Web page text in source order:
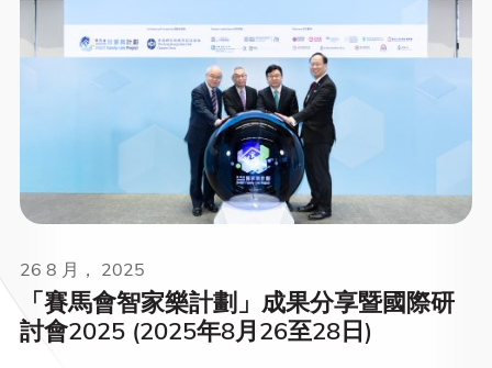
「賽馬會智家樂計劃」成果分享暨國際研
討會2025 (2025年8月26至28日)
26 8 月， 2025